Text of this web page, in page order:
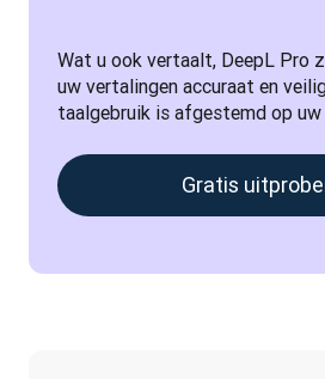
Wat u ook vertaalt, DeepL Pro
uw vertalingen accuraat en
taalgebruik is afgestemd op
Gratis